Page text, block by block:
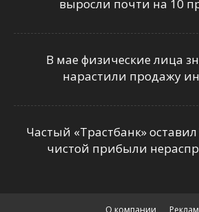
выросли почти на 10
В мае физические лица
нарастили продажу
Частый «Трастбанк»
чистой прибыли